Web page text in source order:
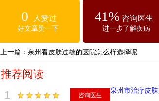
0 人赞过
好文章赞一下
41% 咨询医生
进一步了解疾病
上一篇： 泉州看皮肤过敏的医院怎么样选择呢
推荐阅读
1
泉州市治疗皮
咨询医生